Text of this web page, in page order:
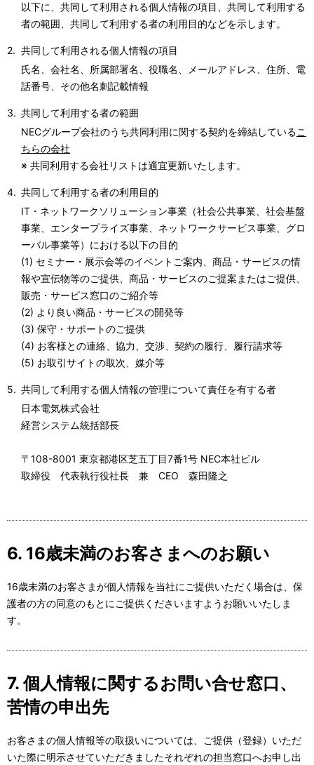
以下に、共同して利用される個人情報の項目、共同して利用する
者の範囲、共同して利用する者の利用目的などを示します。
共同して利用される個人情報の項目
氏名、会社名、所属部署名、役職名、メールアドレス、住所、電
話番号、その他名刺記載情報
共同して利用する者の範囲
NECグループ会社のうち共同利用に関する契約を締結しているこ
ちらの会社
※ 共同利用する会社リストは適宜更新いたします。
共同して利用する者の利用目的
IT・ネットワークソリューション事業（社会公共事業、社会基盤
事業、エンタープライズ事業、ネットワークサービス事業、グロ
ーバル事業等）における以下の目的
(1) セミナー・展示会等のイベントご案内、商品・サービスの情
報や宣伝物等のご提供、商品・サービスのご提案またはご提供、
販売・サービス窓口のご紹介等
(2) より良い商品・サービスの開発等
(3) 保守・サポートのご提供
(4) お客様との連絡、協力、交渉、契約の履行、履行請求等
(5) お取引サイトの取次、媒介等
共同して利用する個人情報の管理について責任を有する者
日本電気株式会社
経営システム統括部長
〒108-8001 東京都港区芝五丁目7番1号 NEC本社ビル
取締役 代表執行役社長 兼 CEO 森田隆之
6. 16歳未満のお客さまへのお願い
16歳未満のお客さまが個人情報を当社にご提供いただく場合は、保
護者の方の同意のもとにご提供くださいますようお願いいたしま
す。
7. 個人情報に関するお問い合せ窓口、
苦情の申出先
お客さまの個人情報等の取扱いについては、ご提供（登録）いただ
いた際に明示させていただきましたそれぞれの担当窓口へお申し出